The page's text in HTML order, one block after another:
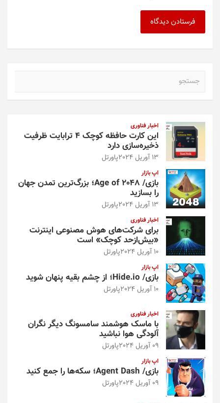
اخبار فناوری
این کارت حافظه کوچک ۴ ترابایت ظرفیت
ذخیره‌سازی دارد
13 آوریل 2024 پاورتل
اپ بازار
بازی/ Age of 2048؛ بزرگ‌ترین تمدن جهان
را بسازید
13 آوریل 2024 پاورتل
اخبار فناوری
برای شرکت‌های هوش مصنوعی اینترنت
«بیش‌از‌حد کوچک» است
10 آوریل 2024 پاورتل
اپ بازار
بازی/ Hide.io؛ از چشم بقیه پنهان شوید
10 آوریل 2024 پاورتل
اخبار فناوری
با ماسک هوشمند سامسونگ دیگر نگران
آلودگی هوا نباشید
09 آوریل 2024 پاورتل
اپ بازار
بازی/ Agent Dash؛ سکه‌ها را جمع کنید
09 آوریل 2024 پاورتل